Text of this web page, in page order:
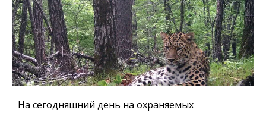
На сегодняшний день на охраняемых